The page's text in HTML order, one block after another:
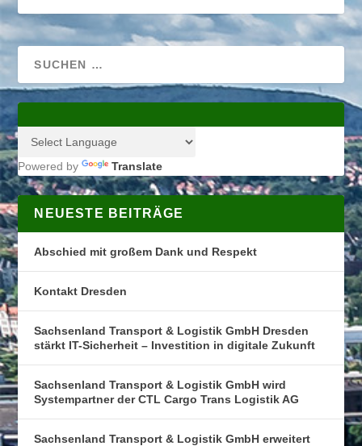
Powered by Translate
NEUESTE BEITRÄGE
Abschied mit großem Dank und Respekt
Kontakt Dresden
Sachsenland Transport & Logistik GmbH Dresden
stärkt IT-Sicherheit – Investition in digitale Zukunft
Sachsenland Transport & Logistik GmbH wird
Systempartner der CTL Cargo Trans Logistik AG
Sachsenland Transport & Logistik GmbH erweitert